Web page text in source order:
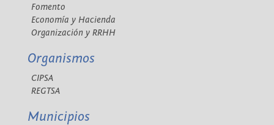
Fomento
Economía y Hacienda
Organización y RRHH
Organismos
CIPSA
REGTSA
Municipios